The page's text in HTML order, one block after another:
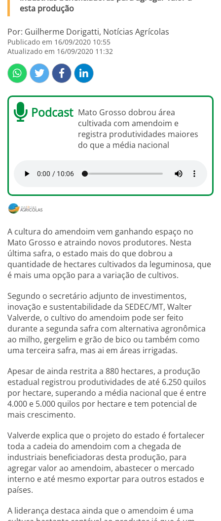
esta produção
Por: Guilherme Dorigatti, Notícias Agrícolas
Publicado em 16/09/2020 10:55
Atualizado em 16/09/2020 11:32
Podcast Mato Grosso dobrou área
cultivada com amendoim e
registra produtividades maiores
do que a média nacional
A cultura do amendoim vem ganhando espaço no
Mato Grosso e atraindo novos produtores. Nesta
última safra, o estado mais do que dobrou a
quantidade de hectares cultivados da leguminosa, que
é mais uma opção para a variação de cultivos.
Segundo o secretário adjunto de investimentos,
inovação e sustentabilidade da SEDEC/MT, Walter
Valverde, o cultivo do amendoim pode ser feito
durante a segunda safra com alternativa agronômica
ao milho, gergelim e grão de bico ou também como
uma terceira safra, mas ai em áreas irrigadas.
Apesar de ainda restrita a 880 hectares, a produção
estadual registrou produtividades de até 6.250 quilos
por hectare, superando a média nacional que é entre
4.000 e 5.000 quilos por hectare e tem potencial de
mais crescimento.
Valverde explica que o projeto do estado é fortalecer
toda a cadeia do amendoim com a chegada de
industriais beneficiadoras desta produção, para
agregar valor ao amendoim, abastecer o mercado
interno e até mesmo exportar para outros estados e
países.
A liderança destaca ainda que o amendoim é uma